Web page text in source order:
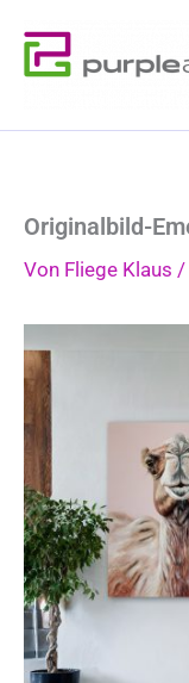
Inhalt
springen
Originalbild-
Von Fliege Klaus /